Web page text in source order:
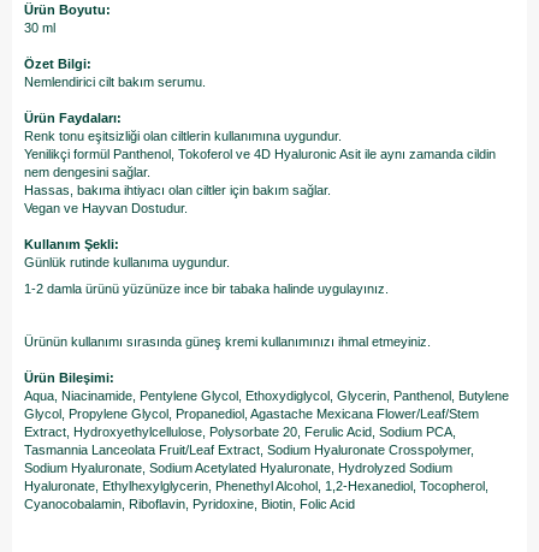
Ürün Boyutu:
30 ml
Özet Bilgi:
Nemlendirici cilt bakım serumu.
Ürün Faydaları:
Renk tonu eşitsizliği olan ciltlerin kullanımına uygundur.
Yenilikçi formül Panthenol, Tokoferol ve 4D Hyaluronic Asit ile aynı zamanda cildin
nem dengesini sağlar.
Hassas, bakıma ihtiyacı olan ciltler için bakım sağlar.
Vegan ve Hayvan Dostudur.
Kullanım Şekli:
Günlük rutinde kullanıma uygundur.
1-2 damla ürünü yüzünüze ince bir tabaka halinde uygulayınız.
Ürünün kullanımı sırasında güneş kremi kullanımınızı ihmal etmeyiniz.
Ürün Bileşimi:
Aqua, Niacinamide, Pentylene Glycol, Ethoxydiglycol, Glycerin, Panthenol, Butylene
Glycol, Propylene Glycol, Propanediol, Agastache Mexicana Flower/Leaf/Stem
Extract, Hydroxyethylcellulose, Polysorbate 20, Ferulic Acid, Sodium PCA,
Tasmannia Lanceolata Fruit/Leaf Extract, Sodium Hyaluronate Crosspolymer,
Sodium Hyaluronate, Sodium Acetylated Hyaluronate, Hydrolyzed Sodium
Hyaluronate, Ethylhexylglycerin, Phenethyl Alcohol, 1,2-Hexanediol, Tocopherol,
Cyanocobalamin, Riboflavin, Pyridoxine, Biotin, Folic Acid